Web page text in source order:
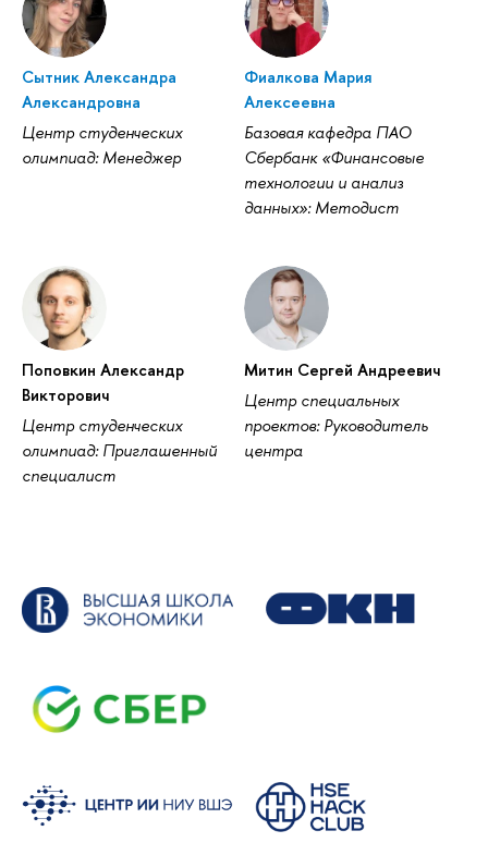
Сытник Александра
Александровна
Центр студенческих
олимпиад: Менеджер
Фиалкова Мария
Алексеевна
Базовая кафедра ПАО
Сбербанк «Финансовые
технологии и анализ
данных»: Методист
Поповкин Александр
Викторович
Центр студенческих
олимпиад: Приглашенный
специалист
Митин Сергей Андреевич
Центр специальных
проектов: Руководитель
центра